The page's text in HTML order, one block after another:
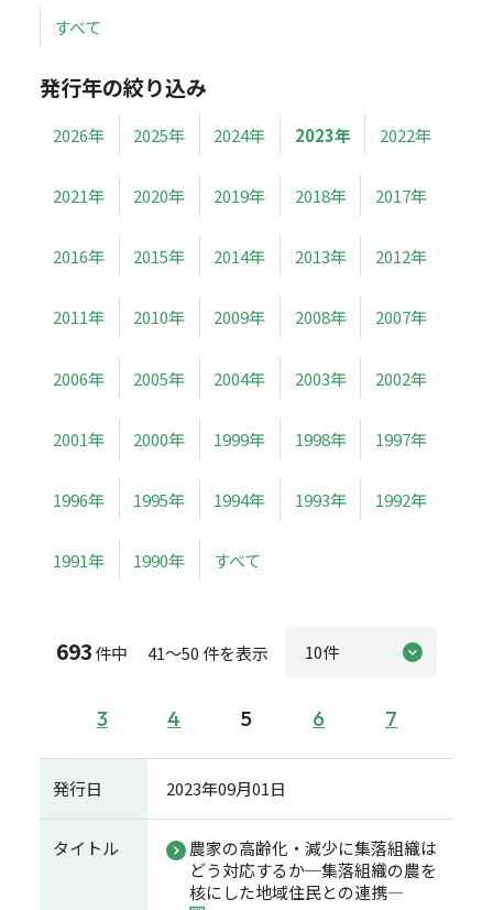
すべて
発行年の絞り込み
2026年 2025年 2024年 2023年 2022年
2021年 2020年 2019年 2018年 2017年
2016年 2015年 2014年 2013年 2012年
2011年 2010年 2009年 2008年 2007年
2006年 2005年 2004年 2003年 2002年
2001年 2000年 1999年 1998年 1997年
1996年 1995年 1994年 1993年 1992年
1991年 1990年 すべて
693件中 41～50 件を表示
3 4 5 6 7
発行日 2023年09月01日
タイトル
農家の高齢化・減少に集落組織は
どう対応するか─集落組織の農を
核にした地域住民との連携―